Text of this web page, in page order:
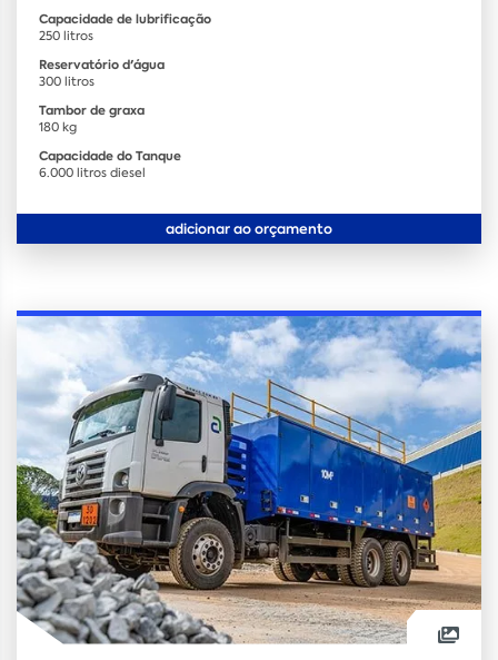
Capacidade de lubrificação
250 litros
Reservatório d'água
300 litros
Tambor de graxa
180 kg
Capacidade do Tanque
6.000 litros diesel
adicionar ao orçamento